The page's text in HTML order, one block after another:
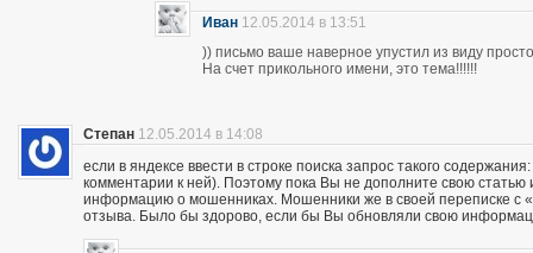
Иван 12.05.2014 в 13:51
)) письмо ваше наверное упустил из виду
На счет прикольного имени, это тема!!!!!!
Степан 12.05.2014 в 14:08
если в яндексе ввести в строке поиска запрос такого
комментарии к ней). Поэтому пока Вы не дополните свою
информацию о мошенниках. Мошенники же в своей переписке с
отзыва. Было бы здорово, если бы Вы обновляли свою